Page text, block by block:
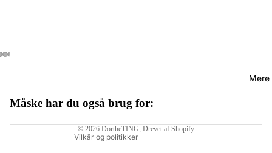
Mere
Måske har du også brug for:
© 2026 DortheTING, Drevet af Shopify
Vilkår og politikker